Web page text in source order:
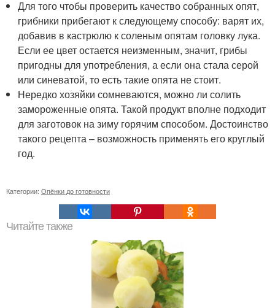
Для того чтобы проверить качество собранных опят,
грибники прибегают к следующему способу: варят их,
добавив в кастрюлю к соленым опятам головку лука.
Если ее цвет остается неизменным, значит, грибы
пригодны для употребления, а если она стала серой
или синеватой, то есть такие опята не стоит.
Нередко хозяйки сомневаются, можно ли солить
замороженные опята. Такой продукт вполне подходит
для заготовок на зиму горячим способом. Достоинство
такого рецепта – возможность применять его круглый
год.
Категории: Опёнки до готовности
Читайте также